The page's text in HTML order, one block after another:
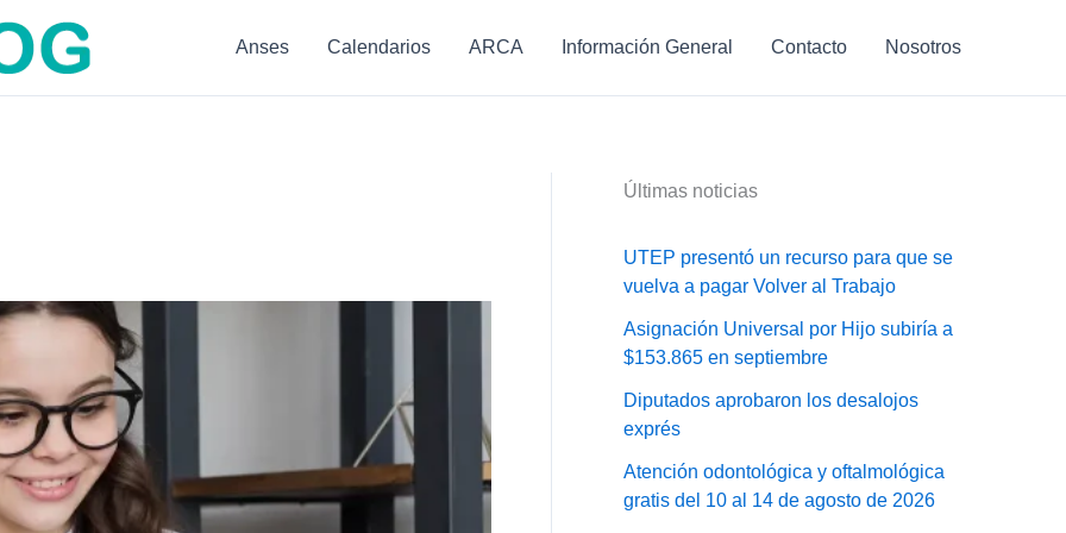
Anses Calendarios ARCA Información General Contacto Nosotros
Últimas noticias
UTEP presentó un recurso para que se
vuelva a pagar Volver al Trabajo
Asignación Universal por Hijo subiría a
$153.865 en septiembre
Diputados aprobaron los desalojos
exprés
Atención odontológica y oftalmológica
gratis del 10 al 14 de agosto de 2026